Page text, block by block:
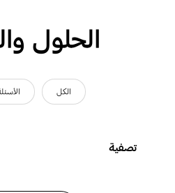
الحلول
الكل
تصفية